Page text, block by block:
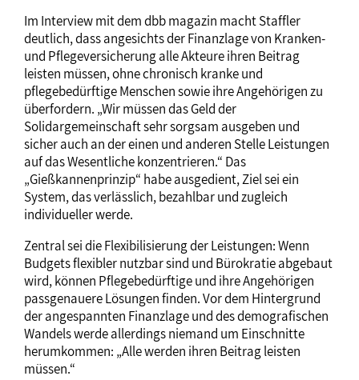
Im Interview mit dem dbb magazin macht Staffler
deutlich, dass angesichts der Finanzlage von Kranken-
und Pflegeversicherung alle Akteure ihren Beitrag
leisten müssen, ohne chronisch kranke und
pflegebedürftige Menschen sowie ihre Angehörigen zu
überfordern. „Wir müssen das Geld der
Solidargemeinschaft sehr sorgsam ausgeben und
sicher auch an der einen und anderen Stelle Leistungen
auf das Wesentliche konzentrieren.“ Das
„Gießkannenprinzip“ habe ausgedient, Ziel sei ein
System, das verlässlich, bezahlbar und zugleich
individueller werde.
Zentral sei die Flexibilisierung der Leistungen: Wenn
Budgets flexibler nutzbar sind und Bürokratie abgebaut
wird, können Pflegebedürftige und ihre Angehörigen
passgenauere Lösungen finden. Vor dem Hintergrund
der angespannten Finanzlage und des demografischen
Wandels werde allerdings niemand um Einschnitte
herumkommen: „Alle werden ihren Beitrag leisten
müssen.“